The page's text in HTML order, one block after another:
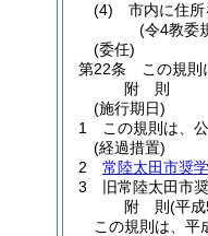
(4)
市内に住
(令4教委
(委任)
第22条
この規則
附 則
(施行期日)
1
この規則は、
(経過措置)
2
常陸太田市奨
3
旧常陸太田市
附 則(平
この規則は、平